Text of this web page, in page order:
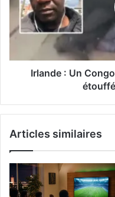
Irlande : Un
Articles similaires